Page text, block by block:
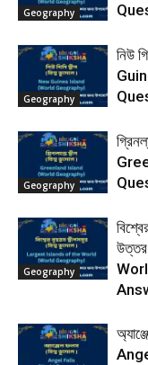
Geography
Geography
নিউ
Geography
Geography